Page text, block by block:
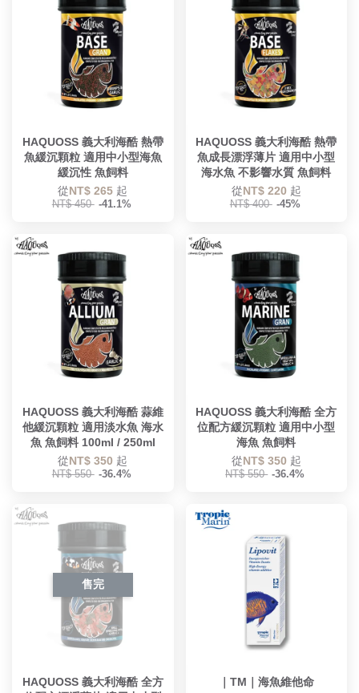
HAQUOSS 義大利海酷 熱帶
魚緩沉顆粒 適用中小型海魚
緩沉性 魚飼料
從NT$ 265 起
NT$ 450 -41.1%
HAQUOSS 義大利海酷 熱帶
魚成長漂浮薄片 適用中小型
海水魚 不影響水質 魚飼料
從NT$ 220 起
NT$ 400 -45%
HAQUOSS 義大利海酷 蒜維
他緩沉顆粒 適用淡水魚 海水
魚 魚飼料 100ml / 250ml
從NT$ 350 起
NT$ 550 -36.4%
HAQUOSS 義大利海酷 全方
位配方緩沉顆粒 適用中小型
海魚 魚飼料
從NT$ 350 起
NT$ 550 -36.4%
售完
HAQUOSS 義大利海酷 全方
｜TM｜海魚維他命